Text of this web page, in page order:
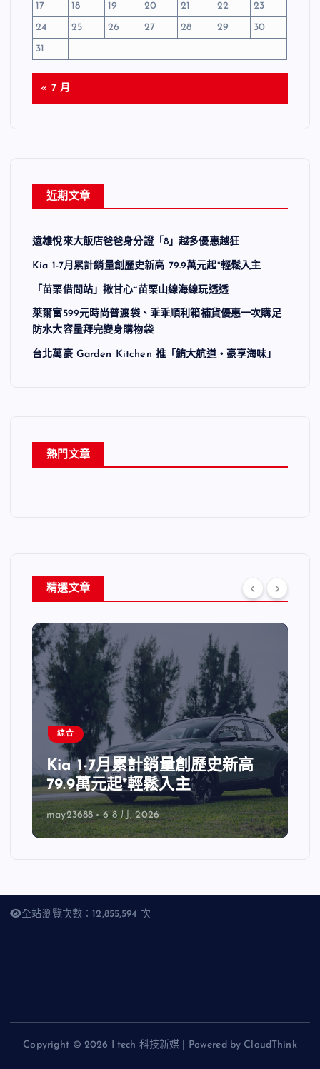
17
18 19 20 21 22
23
24
25 26 27 28 29
30
31
« 7 月
近期文章
遠雄悅來大飯店爸爸身分證「8」越多優惠越狂
Kia 1-7月累計銷量創歷史新高 79.9萬元起*輕鬆入主
「苗栗借問站」揪甘心~苗栗山線海線玩透透
萊爾富599元時尚普渡袋、乖乖順利箱補貨優惠一次購足
防水大容量拜完變身購物袋
台北萬豪 Garden Kitchen 推「鮪大航道・豪享海味」
熱門文章
精選文章
綜合
Kia 1-7月累計銷量創歷史新高
79.9萬元起*輕鬆入主
may23688 6 8 月, 2026
全站瀏覽次數：12,855,594 次
Copyright © 2026 I tech 科技新媒 | Powered by CloudThink